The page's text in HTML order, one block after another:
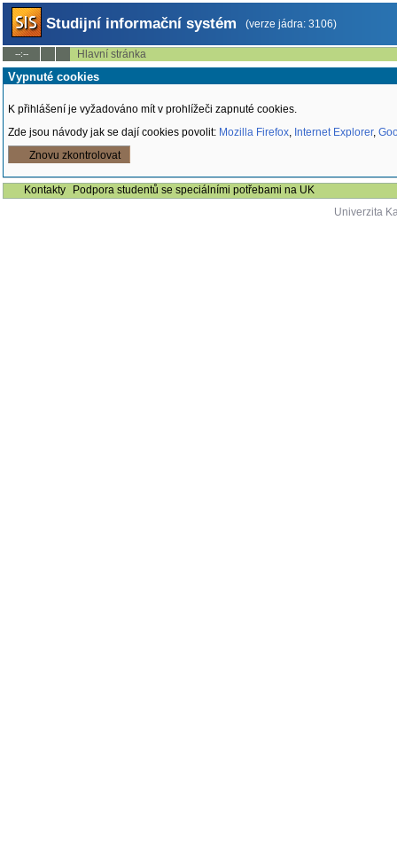
Studijní informační systém (verze jádra: 3106)
--:-- Hlavní stránka
Vypnuté cookies
K přihlášení je vyžadováno mít v prohlížeči zapnuté cookies.
Zde jsou návody jak se dají cookies povolit: Mozilla Firefox, Internet Explorer,
Znovu zkontrolovat
Kontakty
Podpora studentů se speciálními potřebami na UK
Univerzita